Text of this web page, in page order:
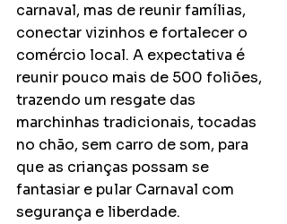
carnaval, mas de reunir famílias,
conectar vizinhos e fortalecer o
comércio local. A expectativa é
reunir pouco mais de 500 foliões,
trazendo um resgate das
marchinhas tradicionais, tocadas
no chão, sem carro de som, para
que as crianças possam se
fantasiar e pular Carnaval com
segurança e liberdade.